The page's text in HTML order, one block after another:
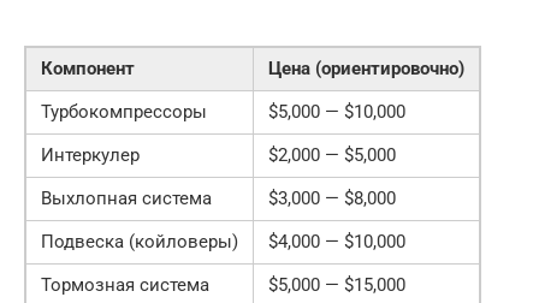
Компонент
Цена (ориентировочно)
Турбокомпрессоры
$5,000 — $10,000
Интеркулер
$2,000 — $5,000
Выхлопная система
$3,000 — $8,000
Подвеска (койловеры)
$4,000 — $10,000
Тормозная система
$5,000 — $15,000